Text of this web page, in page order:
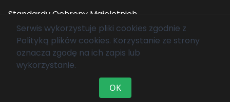
Standardy Ochrony Małoletnich
© 2026 Fundacja Mam Marzenie. Wszelkie prawa
zastrzeżone.
Serwis wykorzystuje pliki cookies zgodnie z
Polityką plików cookies. Korzystanie ze strony
oznacza zgodę na ich zapis lub
wykorzystanie.
OK